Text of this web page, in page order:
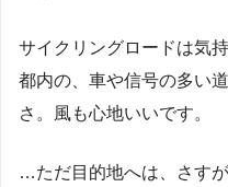
サイクリングロードは気持
都内の、車や信号の多い
さ。風も心地いいです。
…ただ目的地へは、さすが